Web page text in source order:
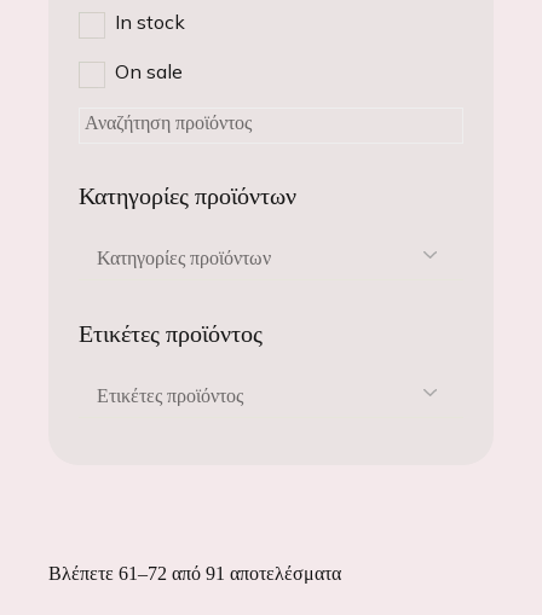
Βλέπετε 61–72 από 91 αποτελέσματα
In stock
On sale
Κατηγορίες προϊόντων
Κατηγορίες προϊόντων
Ετικέτες προϊόντος
Ετικέτες προϊόντος